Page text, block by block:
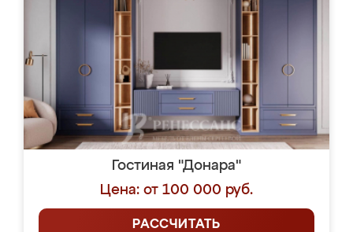
Гостиная "Донара"
Цена: от 100 000 руб.
РАССЧИТАТЬ